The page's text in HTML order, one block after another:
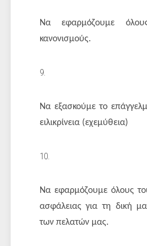
Να εφαρμόζουμε
κανονισμούς.
Να εξασκούμε το
ειλικρίνεια (εχεμύθεια)
Να εφαρμόζουμε όλους
ασφάλειας για τη δική
των πελατών μας.